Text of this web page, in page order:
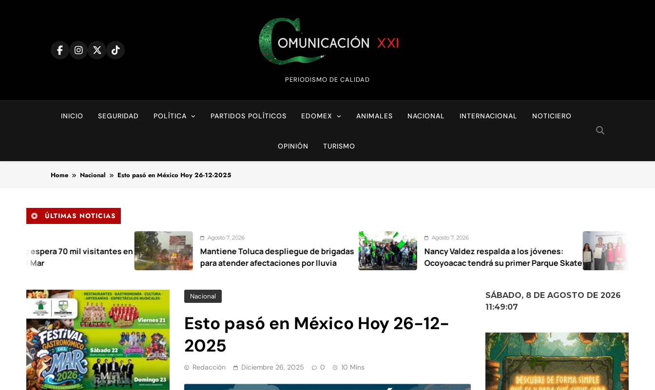
Comunicación XXI
PERIODISMO DE CALIDAD
INICIO SEGURIDAD POLÍTICA PARTIDOS POLÍTICOS EDOMEX ANIMALES NACIONAL INTERNACIONAL NOTICIERO
OPINIÓN TURISMO
Home Nacional Esto pasó en México Hoy 26-12-2025
ÚLTIMAS NOTICIAS
mil visitantes en
Agosto 7, 2026
Mantiene Toluca despliegue de brigadas
para atender afectaciones por lluvia
Agosto 7, 2026
Nancy Valdez respalda a los jóvenes:
Ocoyoacac tendrá su primer Parque Skate
Agosto 7, 2026
UAEMéx abre
narrativas
Nacional
Esto pasó en México Hoy 26-12-
2025
Redacción Diciembre 26, 2025 0 10 Mins
SÁBADO, 8 DE AGOSTO DE 2026
11:49:08